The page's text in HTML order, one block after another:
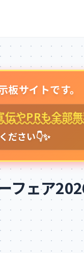
板サイトです。
伝やPRも全部無
ださい👇✨
フェア